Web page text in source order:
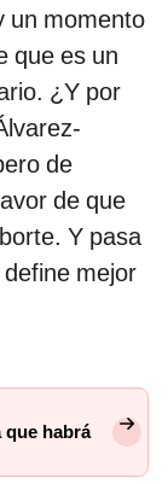
un momento
que es un
¿Y por
de
de que
Y pasa
mejor
que habrá